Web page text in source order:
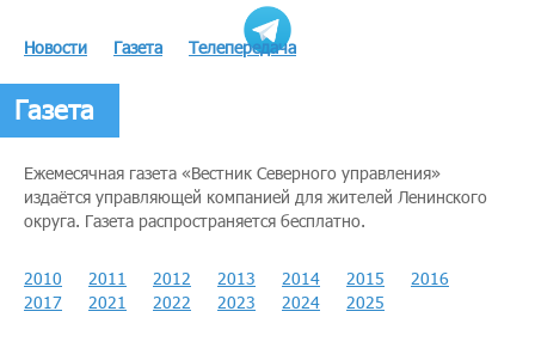
Новости Газета Телепередача
Газета
Ежемесячная газета «Вестник Северного управления»
издаётся управляющей компанией для жителей Ленинского
округа. Газета распространяется бесплатно.
2010 2011 2012 2013 2014 2015
2016
2017
2021 2022 2023 2024 2025